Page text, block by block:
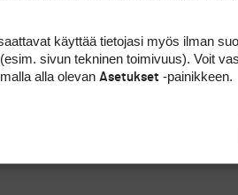
käyttää tietojasi myös ilman
sivun tekninen toimivuus). Voit
alla olevan Asetukset -painikkeen.